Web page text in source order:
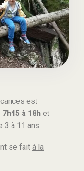
est
à 18h et
à 11 ans.
se fait à la